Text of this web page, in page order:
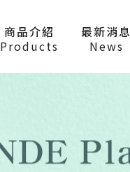
商品介紹
Products
最新消息
News